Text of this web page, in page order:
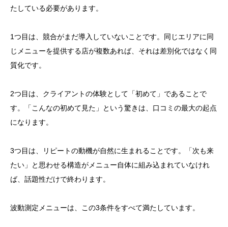
たしている必要があります。
1つ目は、競合がまだ導入していないことです。同じエリアに同
じメニューを提供する店が複数あれば、それは差別化ではなく同
質化です。
2つ目は、クライアントの体験として「初めて」であることで
す。「こんなの初めて見た」という驚きは、口コミの最大の起点
になります。
3つ目は、リピートの動機が自然に生まれることです。「次も来
たい」と思わせる構造がメニュー自体に組み込まれていなけれ
ば、話題性だけで終わります。
波動測定メニューは、この3条件をすべて満たしています。